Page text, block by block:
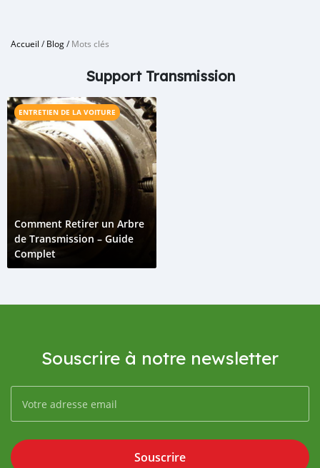
Accueil /Blog/Mots clés
Support Transmission
ENTRETIEN DE LA VOITURE
Comment Retirer un Arbre
de Transmission – Guide
Complet
Souscrire à notre newsletter
Souscrire